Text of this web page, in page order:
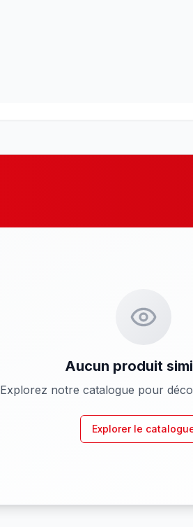
Aucun produit
Explorez notre catalogue pour
Explorer le